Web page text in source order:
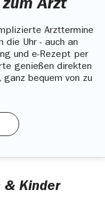
Arzt
Arzttermine
die Uhr - auch an
und e-Rezept per
genießen direkten
bequem von zu
& Kinder